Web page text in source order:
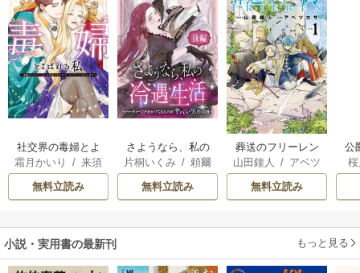
社交界の毒婦とよ
ばれる私～素敵な
辺境伯令息に腕を
折られたので、責
す～
霜月かいり /来須
みかん
無料立読み
さようなら、私の
冷遇生活 ～パーテ
ィーで声をかけて
きたのがヤバい男
片桐いくみ /頼爾
無料立読み
葬送のフリーレン
山田鐘人 / アベツ
カサ
無料立読み
公
は
小説・実用書の最新刊 もっと見る